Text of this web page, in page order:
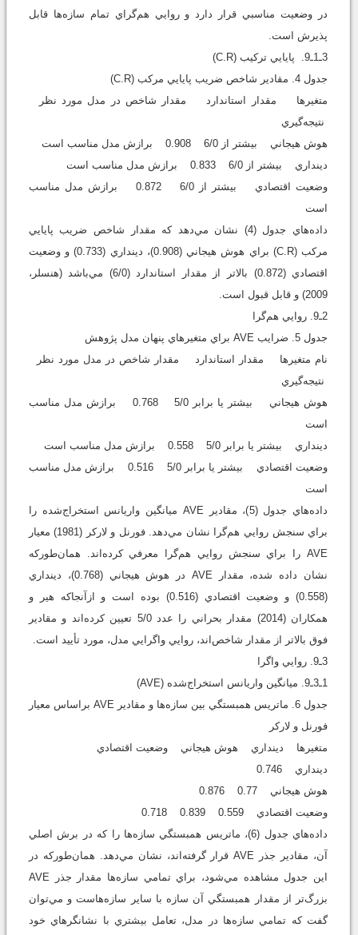
در وضعيت مناسبي قرار دارد و روايي هم‌گراي تمام سازه‌ها قابل
پذيرش است.
3ـ1ـ9. پايايي ترکيب (C.R)
جدول 4. مقادير شاخص‌ ضريب پايايي مرکب (C.R)
متغيرها مقدار استاندارد مقدار شاخص در مدل مورد نظر
نتيجه‌گيري
هوش هيجاني بيشتر از 6/0 0.908 برازش مدل مناسب است
دينداري بيشتر از 6/0 0.833 برازش مدل مناسب است
وضعيت اقتصادي بيشتر از 6/0 0.872 برازش مدل مناسب
است
داده‌هاي جدول (4) نشان مي‌دهد که مقدار شاخص‌ ضريب پايايي
مرکب (C.R) براي هوش هيجاني (0.908)، دينداري (0.733) و وضعيت
اقتصادي (0.872) بالاتر از مقدار استاندارد (6/0) مي‌باشد (هنسلر،
2009) و قابل قبول است.
2ـ9. روايي هم‌گرا
جدول 5. ضرايب AVE براي متغيرهاي پنهان مدل پژوهش
نام متغيرها مقدار استاندارد مقدار شاخص در مدل مورد نظر
نتيجه‌گيري
هوش هيجاني بيشتر يا برابر 5/0 0.768 برازش مدل مناسب
است
دينداري بيشتر يا برابر 5/0 0.558 برازش مدل مناسب است
وضعيت اقتصادي بيشتر يا برابر 5/0 0.516 برازش مدل مناسب
است
داده‌هاي جدول (5)، مقادير AVE ميانگين واريانس استخراج‌شده را
براي سنجش روايي هم‌گرا نشان مي‌دهد. فورنل و لارکر (1981) معيار
AVE را براي سنجش روايي هم‌گرا معرفي کرده‌اند. همان‌طورکه
نشان داده شده، مقدار AVE در هوش هيجاني (0.768)، دينداري
(0.558) و وضعيت اقتصادي (0.516) بوده است و ازآنجاکه هير و
همکاران (2014) مقدار بحراني را عدد 5/0 تعيين کرده‌اند و مقادير
فوق بالاتر از مقدار شاخص‌اند، روايي واگرايي مدل، مورد تأييد است.
3ـ9. روايي واگرا
1ـ3ـ9. ميانگين واريانس استخراج‌شده (AVE)
جدول 6. ماتريس همبستگي بين سازه‌ها و مقادير AVE براساس معيار
فورنل و لارکر
متغيرها دينداري هوش هيجاني وضعيت اقتصادي
دينداري 0.746
هوش هيجاني 0.77 0.876
وضعيت اقتصادي 0.559 0.839 0.718
داده‌هاي جدول (6)، ماتريس همبستگي سازه‌ها را که در برش اصلي
آن، مقادير جذر AVE قرار گرفته‌اند، نشان مي‌دهد. همان‌طورکه در
اين جدول مشاهده مي‌شود، براي تمامي سازه‌ها مقدار جذر AVE
بزرگ‌تر از مقدار همبستگي آن سازه با ساير سازه‌هاست و مي‌توان
گفت که تمامي سازه‌ها در مدل، تعامل بيشتري با نشانگرهاي خود